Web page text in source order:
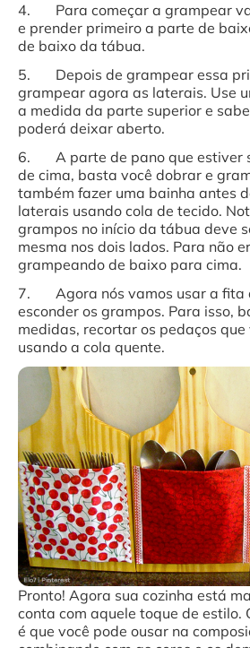
4. Para começar a grampear
e prender primeiro a parte de
de baixo da tábua.
5. Depois de grampear essa
grampear agora as laterais. Use
a medida da parte superior e
poderá deixar aberto.
6. A parte de pano que estiver
de cima, basta você dobrar e
também fazer uma bainha antes
laterais usando cola de tecido.
grampos no início da tábua deve
mesma nos dois lados. Para não
grampeando de baixo para cima.
7. Agora nós vamos usar a fita
esconder os grampos. Para isso,
medidas, recortar os pedaços
usando a cola quente.
Pronto! Agora sua cozinha está
conta com aquele toque de estilo.
é que você pode ousar na